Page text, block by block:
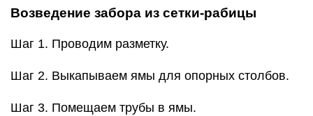
Возведение забора из сетки-рабицы
Шаг 1. Проводим разметку.
Шаг 2. Выкапываем ямы для опорных столбов.
Шаг 3. Помещаем трубы в ямы.